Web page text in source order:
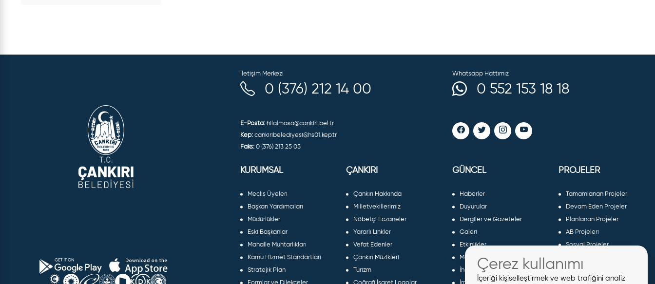
İletişim Merkezi
0 (376) 212 14 00
Whatsapp Hattımız
0 552 153 18 18
E-Posta: hilalmasa@cankiri.bel.tr
Kep: cankiribelediyesi@hs01.kep.tr
Faks: 0 (376) 213 25 05
KURUMSAL
Meclis Üyeleri
Başkan Yardımcıları
Müdürlükler
Eski Başkanlar
Mahalle Muhtarlıkları
Kamu Hizmet Standartları
Stratejik Plan
ÇANKIRI
Çankırı Hakkında
Milletvekillerimiz
Nöbetçi Eczaneler
Yararlı Linkler
Vefat Edenler
Çankırı Müzikleri
Turizm
GÜNCEL
Haberler
Duyurular
Dergiler ve Gazeteler
Galeri
Etkinlikler
Meclis Kararları
İhaleler
PROJELER
Tamamlanan Projeler
Devam Eden Projeler
Planlanan Projeler
AB Projeleri
Sosyal Projeler
Çerez kullanımı
İçeriği kişiselleştirmek ve web trafiğini analiz